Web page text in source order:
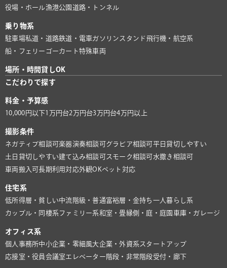
役場・ホール漁港公園 道路・トンネル
乗り物系
駐車場私道・道路鉄道・電車ガソリンスタンド 飛行機・航空系
船・フェリー ゴーカート特殊車両
場所・時間貸しOK
こだわりで探す
料金・予算感
10,000円以下1万円台2万円台3万円台4万円以上
撮影条件
ネガティブ相談可楽器演奏相談可グラビア相談可平日貸切しやすい
土日貸切しやすい建て込み相談可スモーク相談可水撒き相談可
車両搬入可長期利用対応外観OKペット対応
住宅系
低所得層・貧しい中流階級・普通富裕層・金持ち 一人暮らし系
カップル・同棲系ファミリー系和室・畳縁側・庭・庭園 車庫・ガレージ
オフィス系
個人事務所中小企業・零細風大企業・外資系スタートアップ
応接室・役員会議室 エレベーター階段・非常階段受付・廊下